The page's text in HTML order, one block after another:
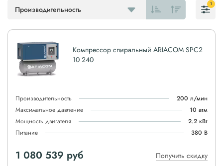
Производительность
1
Компрессор спиральный ARIACOM SPC2
10 240
Производительность
200 л/мин
Максимальное давление
10 атм
Мощность двигателя
2.2 кВт
Питание
380 В
1 080 539 руб Получить скидку